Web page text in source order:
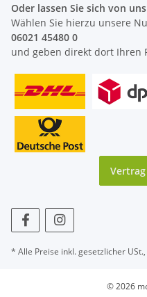
Oder lassen Sie sich von
Wählen Sie hierzu unsere
06021 45480 0
und geben direkt dort Ihren
* Alle Preise inkl. gesetzlicher
© 2026